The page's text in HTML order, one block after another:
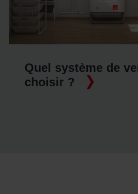
Quel
choisir ?